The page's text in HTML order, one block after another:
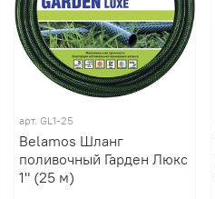
арт. GL1-25
Belamos Шланг
поливочный Гарден Люкс
1" (25 м)